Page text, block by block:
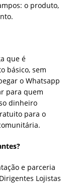
o produto,
que é
básico, sem
o Whatsapp
para quem
dinheiro
para o
e parceria
Lojistas